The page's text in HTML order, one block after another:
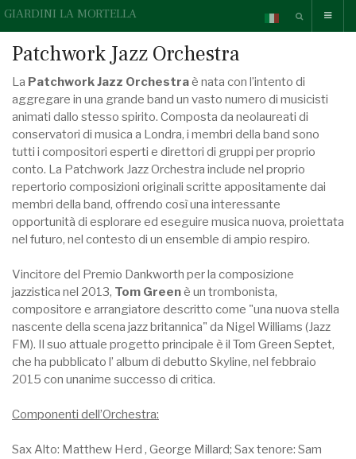
GIARDINI LA MORTELLA
Patchwork Jazz Orchestra
La Patchwork Jazz Orchestraè nata con l’intento di
aggregare in una grande band un vasto numero di musicisti
animati dallo stesso spirito. Composta da neolaureati di
conservatori di musica a Londra, i membri della band sono
tutti i compositori esperti e direttori di gruppi per proprio
conto. La Patchwork Jazz Orchestra include nel proprio
repertorio composizioni originali scritte appositamente dai
membri della band, offrendo così una interessante
opportunità di esplorare ed eseguire musica nuova, proiettata
nel futuro, nel contesto di un ensemble di ampio respiro.
Vincitore del Premio Dankworth per la composizione
jazzistica nel 2013, Tom Greenè un trombonista,
compositore e arrangiatore descritto come "una nuova stella
nascente della scena jazz britannica" da Nigel Williams (Jazz
FM). Il suo attuale progetto principale è il Tom Green Septet,
che ha pubblicato l’ album di debutto Skyline, nel febbraio
2015 con unanime successo di critica.
Componenti dell’Orchestra:
Sax Alto: Matthew Herd , George Millard; Sax tenore: Sam